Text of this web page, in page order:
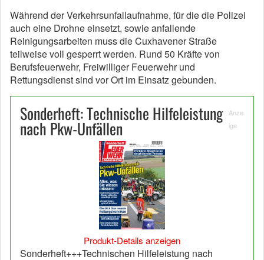
Während der Verkehrsunfallaufnahme, für die die Polizei
auch eine Drohne einsetzt, sowie anfallende
Reinigungsarbeiten muss die Cuxhavener Straße
teilweise voll gesperrt werden. Rund 50 Kräfte von
Berufsfeuerwehr, Freiwilliger Feuerwehr und
Rettungsdienst sind vor Ort im Einsatz gebunden.
Sonderheft: Technische Hilfeleistung
nach Pkw-Unfällen
Anze
ige
Produkt-Details anzeigen
Sonderheft+++Technischen Hilfeleistung nach